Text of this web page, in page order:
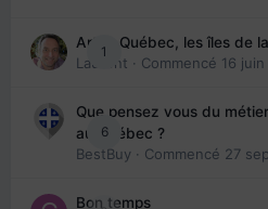
1
Arte : Québec, les îles de
Laurent · Commencé 16 juin
6
Que pensez vous du
au Québec ?
BestBuy · Commencé 27
Bon temps